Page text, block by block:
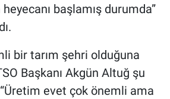
başlamış durumda”
bir tarım şehri olduğuna
Başkanı Akgün Altuğ şu
evet çok önemli ama